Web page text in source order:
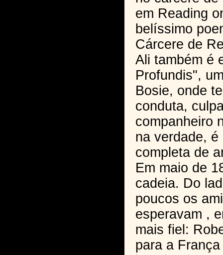
em Reading
belíssimo
Cárcere de
Ali também é
Profundis",
Bosie, onde
conduta,
companheiro
na verdade,
completa de
Em maio de
cadeia. Do
poucos os
esperavam ,
mais fiel:
para a